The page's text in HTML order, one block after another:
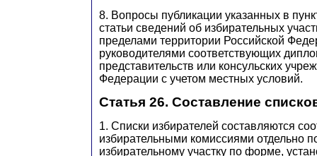
8. Вопросы публикации указанных в
статьи сведений об избирательных
пределами территории Российской
руководителями соответствующих
представительств или консульских
Федерации с учетом местных условий.
Статья 26. Составление
1. Списки избирателей составляются
избирательными комиссиями отдельно
избирательному участку по форме,